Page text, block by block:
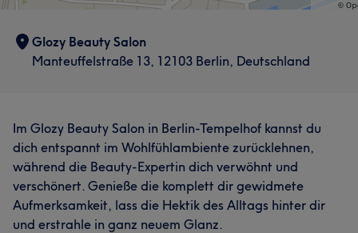
Glozy Beauty Salon
Manteuffelstraße 13, 12103 Berlin, Deutschland
Im Glozy Beauty Salon in Berlin-Tempelhof kannst du
dich entspannt im Wohlfühlambiente zurücklehnen,
während die Beauty-Expertin dich verwöhnt und
verschönert. Genieße die komplett dir gewidmete
Aufmerksamkeit, lass die Hektik des Alltags hinter dir
und erstrahle in ganz neuem Glanz.